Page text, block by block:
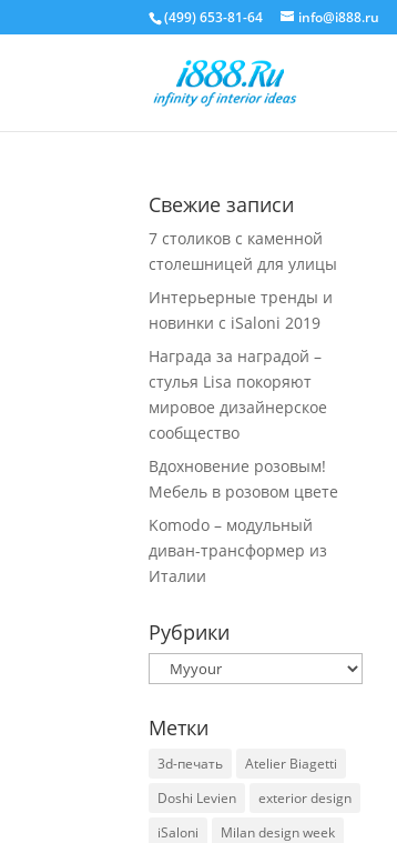
(499) 653-81-64 info@i888.ru
Свежие записи
7 столиков с каменной
столешницей для улицы
Интерьерные тренды и
новинки с iSaloni 2019
Награда за наградой –
стулья Lisa покоряют
мировое дизайнерское
сообщество
Вдохновение розовым!
Мебель в розовом цвете
Komodo – модульный
диван-трансформер из
Италии
Рубрики
Рубрики
Метки
3d-печать
Atelier Biagetti
Doshi Levien
exterior design
iSaloni
Milan design week